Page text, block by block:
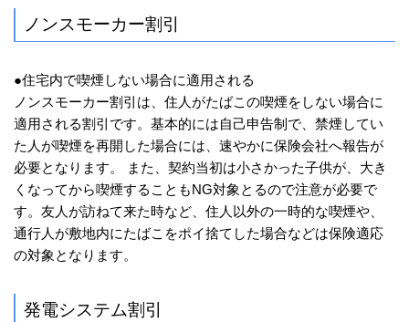
ノンスモーカー割引
●住宅内で喫煙しない場合に適用される
ノンスモーカー割引は、住人がたばこの喫煙をしない場合に
適用される割引です。基本的には自己申告制で、禁煙してい
た人が喫煙を再開した場合には、速やかに保険会社へ報告が
必要となります。 また、契約当初は小さかった子供が、大き
くなってから喫煙することもNG対象とるので注意が必要で
す。友人が訪ねて来た時など、住人以外の一時的な喫煙や、
通行人が敷地内にたばこをポイ捨てした場合などは保険適応
の対象となります。
発電システム割引